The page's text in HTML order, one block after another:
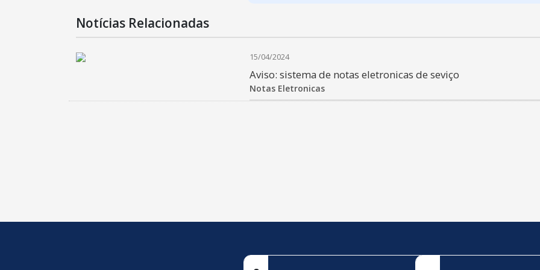
Notícias Relacionadas
15/04/2024
Aviso: sistema de notas eletronicas de seviço
Notas Eletronicas